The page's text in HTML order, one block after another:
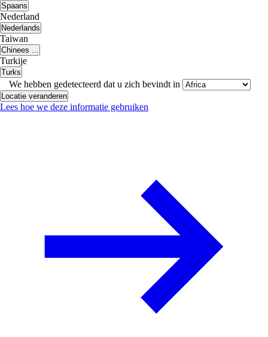
Spaans
Nederland
Nederlands
Taiwan
Chinees ...
Turkije
Turks
We hebben gedetecteerd dat u zich bevindt in
Locatie veranderen
Lees hoe we deze informatie gebruiken